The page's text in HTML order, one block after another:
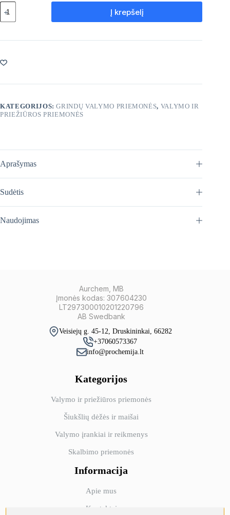
produkto
kiekis:
ALMO
–
ir
apnašų
1
Į krepšelį
KATEGORIJOS:GRINDŲ VALYMO PRIEMONĖS, VALYMO IR
PRIEŽIŪROS PRIEMONĖS
Aprašymas
Sudėtis
Naudojimas
Aurchem, MB
Įmonės kodas: 307604230
LT297300010201220796
AB Swedbank
Veisiejų g. 45-12, Druskininkai, 66282
+37060573367
info@prochemija.lt
Kategorijos
Valymo ir priežiūros priemonės
Šiukšlių dėžės ir maišai
Valymo įrankiai ir reikmenys
Skalbimo priemonės
Informacija
Apie mus
Kontaktai